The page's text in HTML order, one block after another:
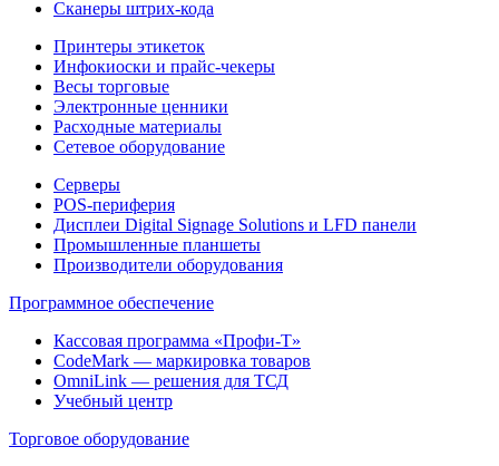
Сканеры штрих-кода
Принтеры этикеток
Инфокиоски и прайс-чекеры
Весы торговые
Электронные ценники
Расходные материалы
Сетевое оборудование
Серверы
POS-периферия
Дисплеи Digital Signage Solutions и LFD панели
Промышленные планшеты
Производители оборудования
Программное обеспечение
Кассовая программа «Профи-Т»
CodeMark — маркировка товаров
OmniLink — решения для ТСД
Учебный центр
Торговое оборудование